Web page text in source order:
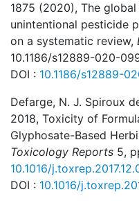
1875 (2020), The
unintentional pesticide
on a systematic review,
10.1186/s12889-020-
DOI : 10.1186/s12889-
Defarge, N. J. Spiroux
2018, Toxicity of
Glyphosate-Based
Toxicology Reports 5,
10.1016/
DOI : 10.1016/